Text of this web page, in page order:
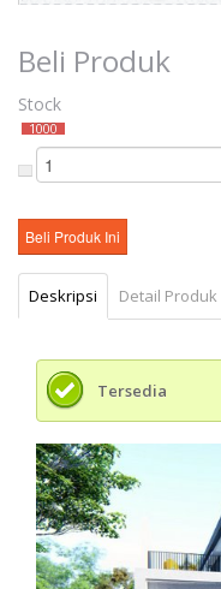
Beli Produk
Stock
1000
Deskripsi Detail Produk
Tersedia